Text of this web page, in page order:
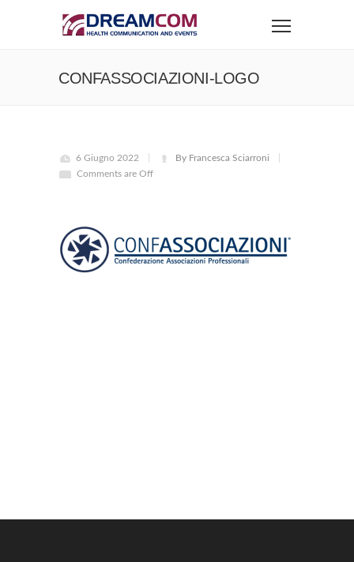
CONFASSOCIAZIONI-LOGO
6 Giugno 2022
By Francesca Sciarroni
Comments are Off